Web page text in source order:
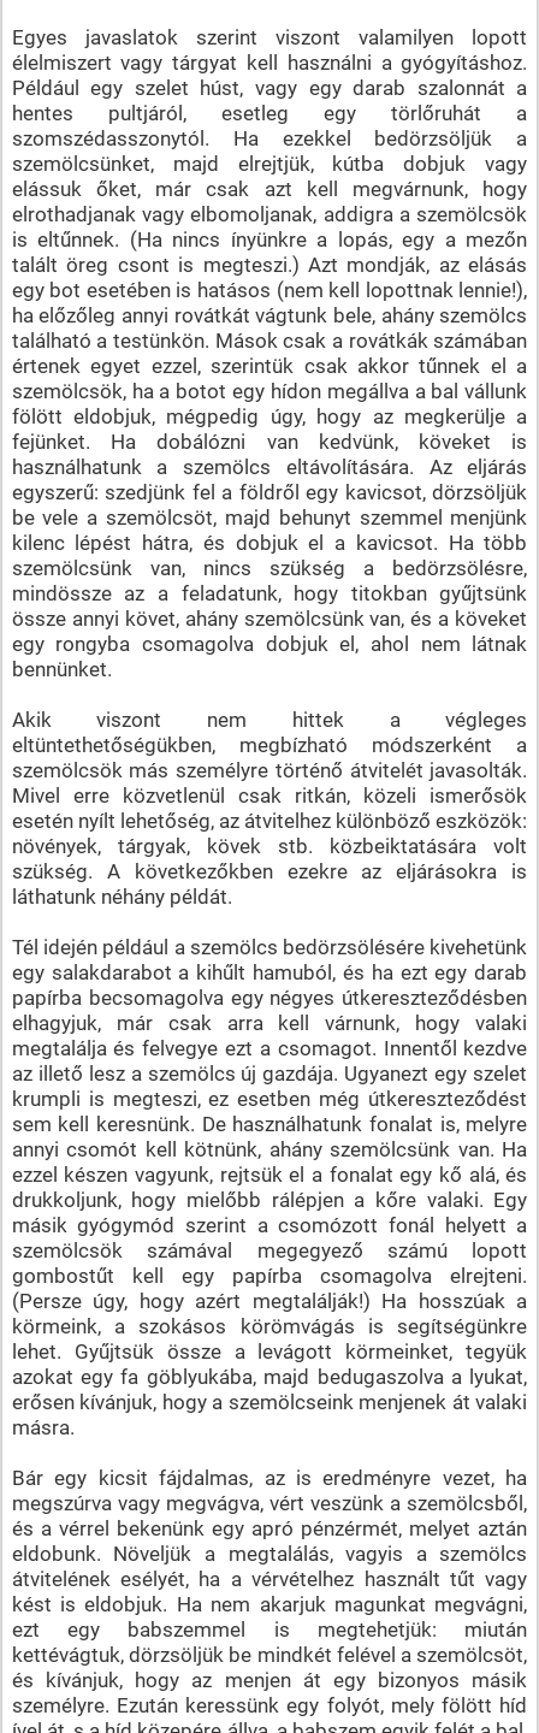
Egyes javaslatok szerint viszont valamilyen lopott
élelmiszert vagy tárgyat kell használni a gyógyításhoz.
Például egy szelet húst, vagy egy darab szalonnát a
hentes pultjáról, esetleg egy törlőruhát a
szomszédasszonytól. Ha ezekkel bedörzsöljük a
szemölcsünket, majd elrejtjük, kútba dobjuk vagy
elássuk őket, már csak azt kell megvárnunk, hogy
elrothadjanak vagy elbomoljanak, addigra a szemölcsök
is eltűnnek. (Ha nincs ínyünkre a lopás, egy a mezőn
talált öreg csont is megteszi.) Azt mondják, az elásás
egy bot esetében is hatásos (nem kell lopottnak lennie!),
ha előzőleg annyi rovátkát vágtunk bele, ahány szemölcs
található a testünkön. Mások csak a rovátkák számában
értenek egyet ezzel, szerintük csak akkor tűnnek el a
szemölcsök, ha a botot egy hídon megállva a bal vállunk
fölött eldobjuk, mégpedig úgy, hogy az megkerülje a
fejünket. Ha dobálózni van kedvünk, köveket is
használhatunk a szemölcs eltávolítására. Az eljárás
egyszerű: szedjünk fel a földről egy kavicsot, dörzsöljük
be vele a szemölcsöt, majd behunyt szemmel menjünk
kilenc lépést hátra, és dobjuk el a kavicsot. Ha több
szemölcsünk van, nincs szükség a bedörzsölésre,
mindössze az a feladatunk, hogy titokban gyűjtsünk
össze annyi követ, ahány szemölcsünk van, és a köveket
egy rongyba csomagolva dobjuk el, ahol nem látnak
bennünket.
Akik viszont nem hittek a végleges
eltüntethetőségükben, megbízható módszerként a
szemölcsök más személyre történő átvitelét javasolták.
Mivel erre közvetlenül csak ritkán, közeli ismerősök
esetén nyílt lehetőség, az átvitelhez különböző eszközök:
növények, tárgyak, kövek stb. közbeiktatására volt
szükség. A következőkben ezekre az eljárásokra is
láthatunk néhány példát.
Tél idején például a szemölcs bedörzsölésére kivehetünk
egy salakdarabot a kihűlt hamuból, és ha ezt egy darab
papírba becsomagolva egy négyes útkereszteződésben
elhagyjuk, már csak arra kell várnunk, hogy valaki
megtalálja és felvegye ezt a csomagot. Innentől kezdve
az illető lesz a szemölcs új gazdája. Ugyanezt egy szelet
krumpli is megteszi, ez esetben még útkereszteződést
sem kell keresnünk. De használhatunk fonalat is, melyre
annyi csomót kell kötnünk, ahány szemölcsünk van. Ha
ezzel készen vagyunk, rejtsük el a fonalat egy kő alá, és
drukkoljunk, hogy mielőbb rálépjen a kőre valaki. Egy
másik gyógymód szerint a csomózott fonál helyett a
szemölcsök számával megegyező számú lopott
gombostűt kell egy papírba csomagolva elrejteni.
(Persze úgy, hogy azért megtalálják!) Ha hosszúak a
körmeink, a szokásos körömvágás is segítségünkre
lehet. Gyűjtsük össze a levágott körmeinket, tegyük
azokat egy fa göblyukába, majd bedugaszolva a lyukat,
erősen kívánjuk, hogy a szemölcseink menjenek át valaki
másra.
Bár egy kicsit fájdalmas, az is eredményre vezet, ha
megszúrva vagy megvágva, vért veszünk a szemölcsből,
és a vérrel bekenünk egy apró pénzérmét, melyet aztán
eldobunk. Növeljük a megtalálás, vagyis a szemölcs
átvitelének esélyét, ha a vérvételhez használt tűt vagy
kést is eldobjuk. Ha nem akarjuk magunkat megvágni,
ezt egy babszemmel is megtehetjük: miután
kettévágtuk, dörzsöljük be mindkét felével a szemölcsöt,
és kívánjuk, hogy az menjen át egy bizonyos másik
személyre. Ezután keressünk egy folyót, mely fölött híd